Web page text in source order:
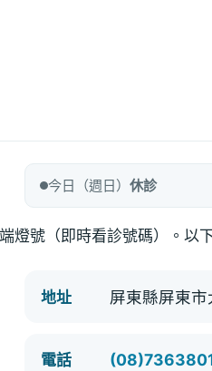
今日（週日） 休診
燈號（即時看診號碼）。以
地址 屏東縣屏東
電話